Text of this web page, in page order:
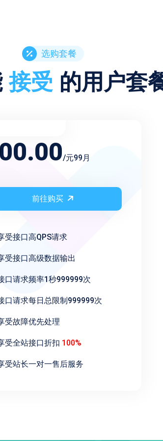
选购套餐
接受 的用户套
/元99月
前往购买
受接口高QPS请求
受接口高级数据输出
口请求频率1秒999999次
口请求每日总限制999999次
受故障优先处理
受全站接口折扣 100%
受站长一对一售后服务